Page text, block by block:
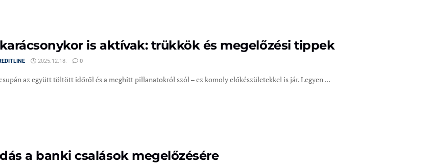
is aktívak: trükkök és megelőzési tippek
2025.12.18. 0
az együtt töltött időről és a meghitt pillanatokról szól – ez komoly előkészületekkel is jár. Legyen ...
a banki csalások megelőzésére